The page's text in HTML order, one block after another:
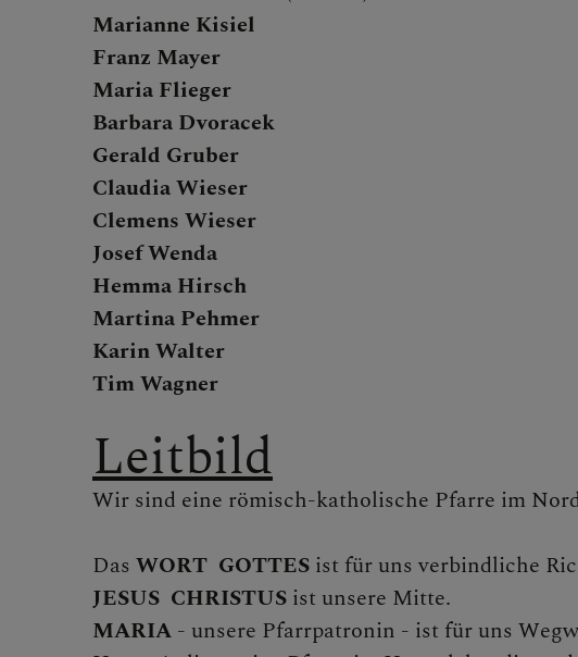
GRUPPEN,
GESCHICHTE
CHRISTLICHES
Marianne Kisiel
Franz Mayer
Maria Flieger
Barbara Dvoracek
Gerald Gruber
Claudia Wieser
Clemens Wieser
Josef Wenda
Hemma Hirsch
Martina Pehmer
Karin Walter
Tim Wagner
Leitbild
Wir sind eine römisch-katholische Pfarre im
Das WORT GOTTES ist für uns verbindliche
JESUS CHRISTUS ist unsere Mitte.
MARIA - unsere Pfarrpatronin - ist für uns